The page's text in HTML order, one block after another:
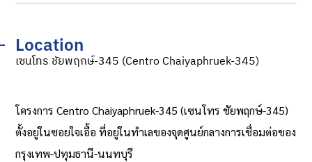
Location
เซนโทร ชัยพฤกษ์-345 (Centro Chaiyaphruek-345)
โครงการ Centro Chaiyaphruek-345 (เซนโทร ชัยพฤกษ์-345)
ตั้งอยู่ในซอยใจเอื้อ ที่อยู่ในทำเลของจุดศูนย์กลางการเชื่อมต่อของ
กรุงเทพ-ปทุมธานี-นนทบุรี